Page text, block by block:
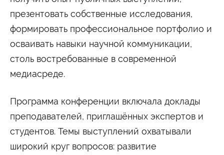
Сведения об образовательной организации
презентовать собственные исследования,
формировать профессиональное портфолио и
осваивать навыки научной коммуникации,
столь востребованные в современной
медиасреде.
Программа конференции включала доклады
преподавателей, приглашённых экспертов и
студентов. Темы выступлений охватывали
широкий круг вопросов: развитие